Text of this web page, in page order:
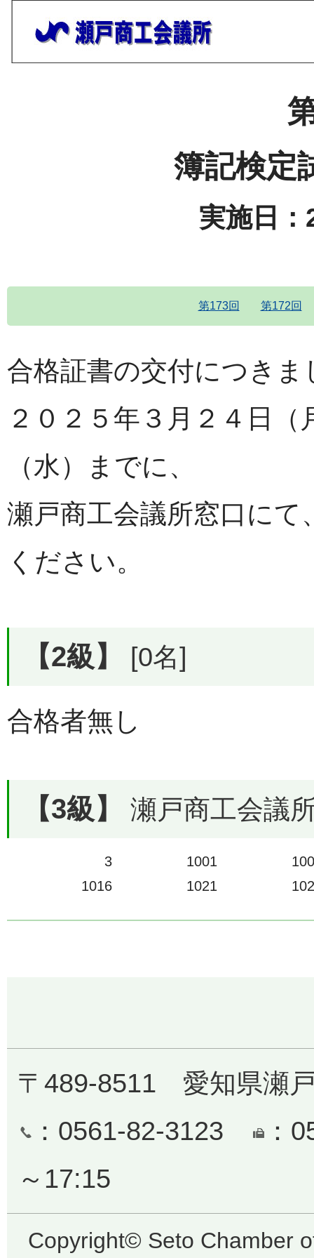
簿記検定
実施日：
第173回 第172回
合格証書の交付につきま
２０２５年３月２４日
（水）までに、
瀬戸商工会議所窓口に
ください。
【2級】 [0名]
合格者無し
【3級】 瀬戸商工会議
3 1001
1016
1021
〒489-8511 愛知県瀬
：0561-82-3123
：
～17:15
Copyright© Seto Chamber